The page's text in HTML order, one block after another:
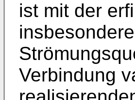
ist mit der
Verbindung